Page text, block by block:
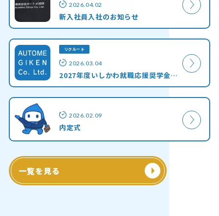
2026.04.02
新入社員入社のお知らせ
リクルート
2026.03.04
2027年度いしかわ就職応援奨学金返還助成制度 対象企業登録のお知らせ
2026.02.09
内定式
一覧を見る